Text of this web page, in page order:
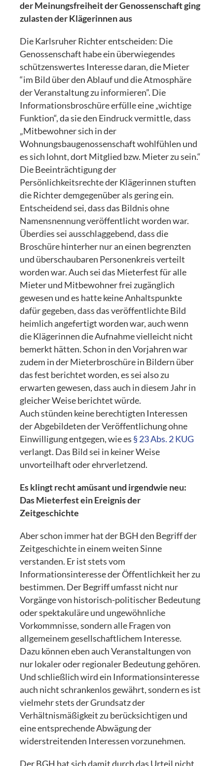
der Meinungsfreiheit der Genossenschaft ging
zulasten der Klägerinnen aus
Die Karlsruher Richter entscheiden: Die
Genossenschaft habe ein überwiegendes
schützenswertes Interesse daran, die Mieter
“im Bild über den Ablauf und die Atmosphäre
der Veranstaltung zu informieren”. Die
Informationsbroschüre erfülle eine „wichtige
Funktion“, da sie den Eindruck vermittle, dass
„Mitbewohner sich in der
Wohnungsbaugenossenschaft wohlfühlen und
es sich lohnt, dort Mitglied bzw. Mieter zu sein.“
Die Beeinträchtigung der
Persönlichkeitsrechte der Klägerinnen stuften
die Richter demgegenüber als gering ein.
Entscheidend sei, dass das Bildnis ohne
Namensnennung veröffentlicht worden war.
Überdies sei ausschlaggebend, dass die
Broschüre hinterher nur an einen begrenzten
und überschaubaren Personenkreis verteilt
worden war. Auch sei das Mieterfest für alle
Mieter und Mitbewohner frei zugänglich
gewesen und es hatte keine Anhaltspunkte
dafür gegeben, dass das veröffentlichte Bild
heimlich angefertigt worden war, auch wenn
die Klägerinnen die Aufnahme vielleicht nicht
bemerkt hätten. Schon in den Vorjahren war
zudem in der Mieterbroschüre in Bildern über
das fest berichtet worden, es sei also zu
erwarten gewesen, dass auch in diesem Jahr in
gleicher Weise berichtet würde.
Auch stünden keine berechtigten Interessen
der Abgebildeten der Veröffentlichung ohne
Einwilligung entgegen, wie es § 23 Abs. 2 KUG
verlangt. Das Bild sei in keiner Weise
unvorteilhaft oder ehrverletzend.
Es klingt recht amüsant und irgendwie neu:
Das Mieterfest ein Ereignis der
Zeitgeschichte
Aber schon immer hat der BGH den Begriff der
Zeitgeschichte in einem weiten Sinne
verstanden. Er ist stets vom
Informationsinteresse der Öffentlichkeit her zu
bestimmen. Der Begriff umfasst nicht nur
Vorgänge von historisch-politischer Bedeutung
oder spektakuläre und ungewöhnliche
Vorkommnisse, sondern alle Fragen von
allgemeinem gesellschaftlichem Interesse.
Dazu können eben auch Veranstaltungen von
nur lokaler oder regionaler Bedeutung gehören.
Und schließlich wird ein Informationsinteresse
auch nicht schrankenlos gewährt, sondern es ist
vielmehr stets der Grundsatz der
Verhältnismäßigkeit zu berücksichtigen und
eine entsprechende Abwägung der
widerstreitenden Interessen vorzunehmen.
Der BGH hat sich damit durch das Urteil nicht